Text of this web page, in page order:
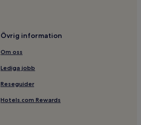
Övrig information
Om oss
Lediga jobb
Reseguider
Hotels.com Rewards